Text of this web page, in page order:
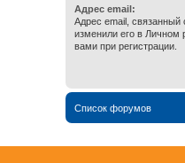
Адрес email:
Адрес email,
изменили его в Личном
вами при регистрации.
Список форумов